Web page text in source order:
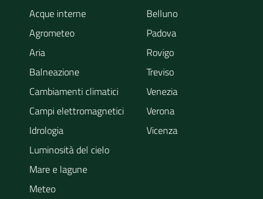
Acque interne
Agrometeo
Aria
Balneazione
Cambiamenti climatici
Campi elettromagnetici
Idrologia
Luminosità del cielo
Mare e lagune
Meteo
Belluno
Padova
Rovigo
Treviso
Venezia
Verona
Vicenza